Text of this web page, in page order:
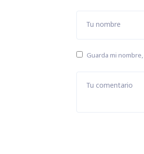
Tu nombre
Guarda mi
Tu comentario